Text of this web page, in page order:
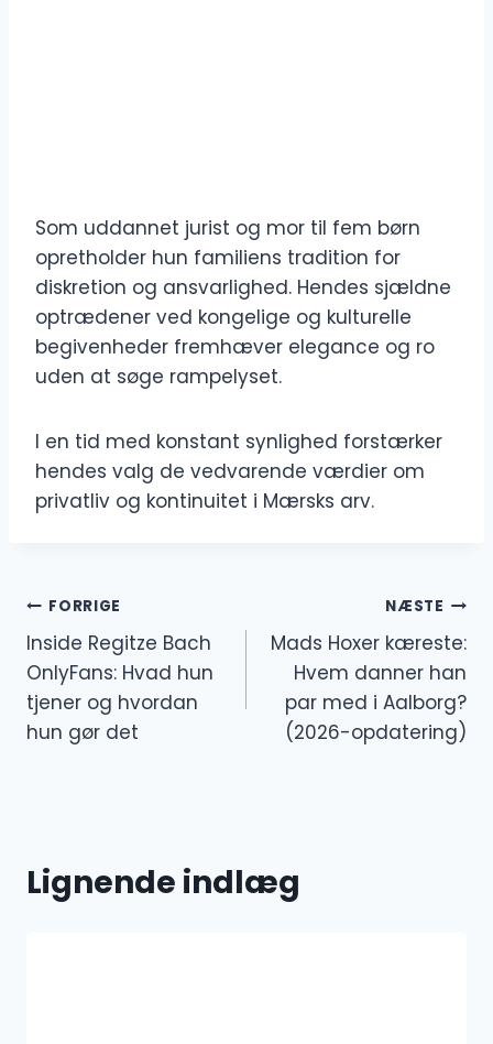
Som uddannet jurist og mor til fem børn
opretholder hun familiens tradition for
diskretion og ansvarlighed. Hendes sjældne
optrædener ved kongelige og kulturelle
begivenheder fremhæver elegance og ro
uden at søge rampelyset.
I en tid med konstant synlighed forstærker
hendes valg de vedvarende værdier om
privatliv og kontinuitet i Mærsks arv.
Indlægsnavigation
FORRIGE
Inside Regitze Bach
OnlyFans: Hvad hun
tjener og hvordan
hun gør det
NÆSTE
Mads Hoxer kæreste:
Hvem danner han
par med i Aalborg?
(2026-opdatering)
Lignende indlæg